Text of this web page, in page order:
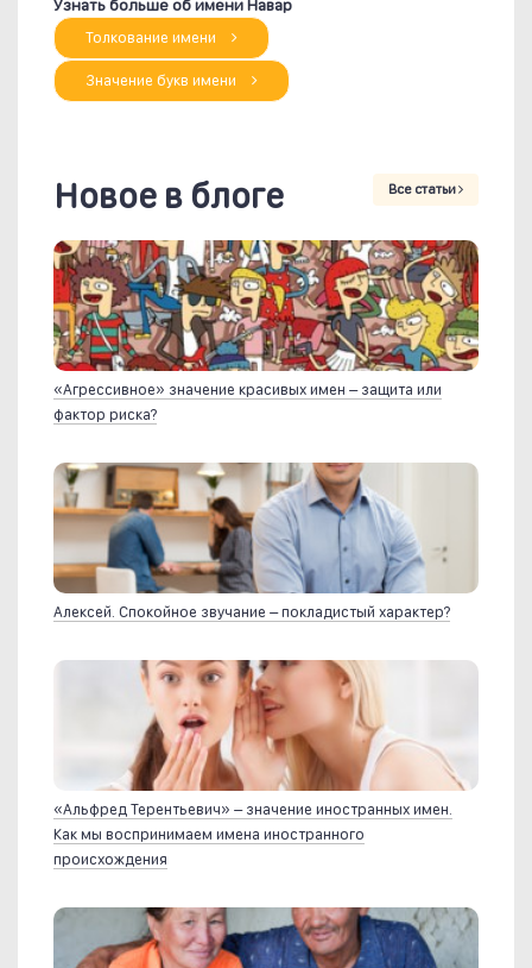
Узнать больше об имени Навар
Толкование имени
Значение букв имени
Новое в блоге Все статьи
«Агрессивное» значение красивых имен – защита или
фактор риска?
Алексей. Спокойное звучание – покладистый характер?
«Альфред Терентьевич» – значение иностранных имен.
Как мы воспринимаем имена иностранного
происхождения